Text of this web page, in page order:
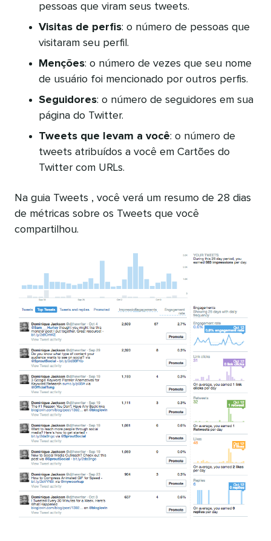
pessoas que viram seus tweets.
Visitas de perfis: o número de pessoas que
visitaram seu perfil.
Menções: o número de vezes que seu nome
de usuário foi mencionado por outros perfis.
Seguidores: o número de seguidores em sua
página do Twitter.
Tweets que levam a você: o número de
tweets atribuídos a você em Cartões do
Twitter com URLs.
Na guia Tweets , você verá um resumo de 28 dias
de métricas sobre os Tweets que você
compartilhou.